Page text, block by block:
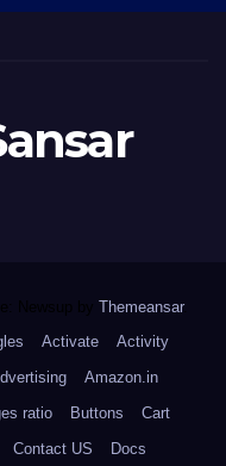
Newsup by Themeansar.
Activate
Activity
Amazon.in
ratio Buttons
Cart
Contact US
Docs